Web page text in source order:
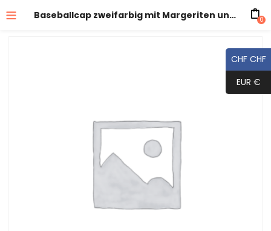
Baseballcap zweifarbig mit Margeriten und Lavendel Stickerei 0
CHF CHF
EUR €